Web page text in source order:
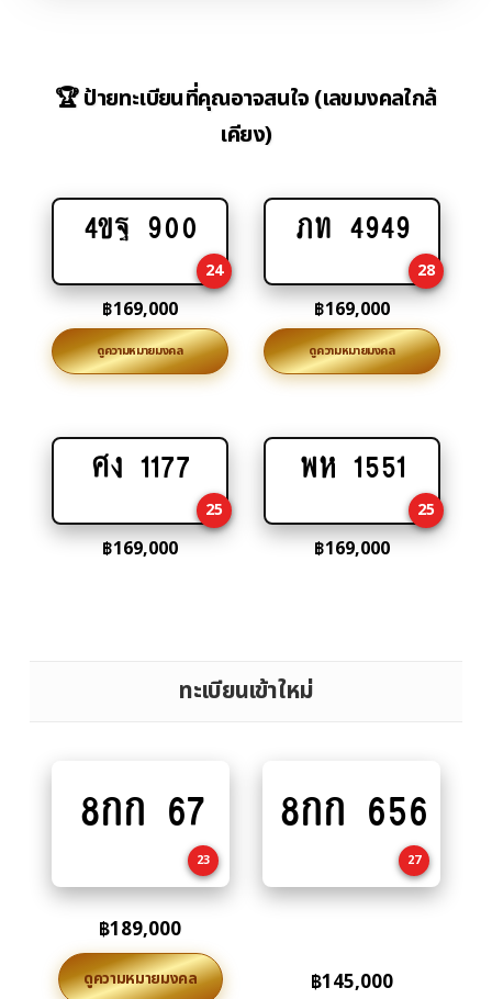
🏆 ป้ายทะเบียนที่คุณอาจสนใจ (เลขมงคลใกล้
เคียง)
Add
cart
4ขฐ 900
24
฿169,000
ดูความหมายมงคล
Add
cart
ภท 4949
28
฿169,000
ดูความหมายมงคล
Add
cart
ศง 1177
25
฿169,000
Add
cart
พห 1551
25
฿169,000
ทะเบียนเข้าใหม่
to
8กก 67
23
฿189,000
ดูความหมายมงคล
to
8กก 656
27
฿145,000